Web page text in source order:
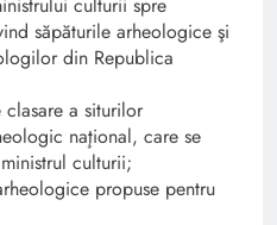
săpăturile arheologice şi
din Republica
a siturilor
naţional, care se
culturii;
propuse pentru